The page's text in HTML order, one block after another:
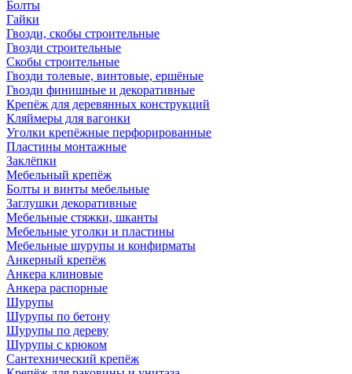
Болты
Гайки
Гвозди, скобы строительные
Гвозди строительные
Скобы строительные
Гвозди толевые, винтовые, ершёные
Гвозди финишные и декоративные
Крепёж для деревянных конструкций
Кляймеры для вагонки
Уголки крепёжные перфорированные
Пластины монтажные
Заклёпки
Мебельный крепёж
Болты и винты мебельные
Заглушки декоративные
Мебельные стяжки, шканты
Мебельные уголки и пластины
Мебельные шурупы и конфирматы
Анкерный крепёж
Анкера клиновые
Анкера распорные
Шурупы
Шурупы по бетону
Шурупы по дереву
Шурупы с крюком
Сантехнический крепёж